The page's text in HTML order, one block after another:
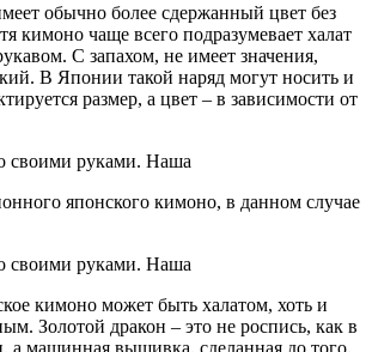
обычно более сдержанный цвет без
кимоно чаще всего подразумевает халат
С запахом, не имеет значения,
В Японии такой наряд могут носить и
размер, а цвет – в зависимости от
японского кимоно, в данном случае
кимоно может быть халатом, хоть и
Золотой дракон – это не роспись, как в
а машинная вышивка, сделанная до того,